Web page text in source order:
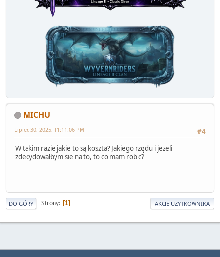
MICHU
#4
Lipiec 30, 2025, 11:11:06 PM
W takim razie jakie to są koszta? Jakiego rzędu i jezeli
zdecydowałbym sie na to, to co mam robic?
DO GÓRY Strony 1 AKCJE UŻYTKOWNIKA